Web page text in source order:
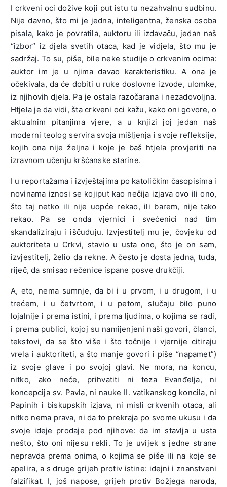
I crkveni oci dožive koji put istu tu nezahvalnu sudbinu.
Nije davno, što mi je jedna, inteligentna, ženska osoba
pisala, kako je povratila, auktoru ili izdavaču, jedan naš
“izbor” iz djela svetih otaca, kad je vidjela, što mu je
sadržaj. To su, piše, bile neke studije o crkvenim ocima:
auktor im je u njima davao karakteristiku. A ona je
očekivala, da će dobiti u ruke doslovne izvode, ulomke,
iz njihovih djela. Pa je ostala razočarana i nezadovoljna.
Htjela je da vidi, šta crkveni oci kažu, kako oni govore, o
aktualnim pitanjima vjere, a u knjizi joj jedan naš
moderni teolog servira svoja mišljenja i svoje refleksije,
kojih ona nije željna i koje je baš htjela provjeriti na
izravnom učenju kršćanske starine.
I u reportažama i izvještajima po katoličkim časopisima i
novinama iznosi se kojiput kao nečija izjava ovo ili ono,
što taj netko ili nije uopće rekao, ili barem, nije tako
rekao. Pa se onda vjernici i svećenici nad tim
skandaliziraju i iščuđuju. Izvjestitelj mu je, čovjeku od
auktoriteta u Crkvi, stavio u usta ono, što je on sam,
izvjestitelj, želio da rekne. A često je dosta jedna, tuđa,
riječ, da smisao rečenice ispane posve drukčiji.
A, eto, nema sumnje, da bi i u prvom, i u drugom, i u
trećem, i u četvrtom, i u petom, slučaju bilo puno
lojalnije i prema istini, i prema ljudima, o kojima se radi,
i prema publici, kojoj su namijenjeni naši govori, članci,
tekstovi, da se što više i što točnije i vjernije citiraju
vrela i auktoriteti, a što manje govori i piše “napamet”)
iz svoje glave i po svojoj glavi. Ne mora, na koncu,
nitko, ako neće, prihvatiti ni teza Evanđelja, ni
koncepcija sv. Pavla, ni nauke II. vatikanskog koncila, ni
Papinih i biskupskih izjava, ni misli crkvenih otaca, ali
nitko nema prava, ni da to prekraja po svome ukusu i da
svoje ideje prodaje pod njihove: da im stavlja u usta
nešto, što oni nijesu rekli. To je uvijek s jedne strane
nepravda prema onima, o kojima se piše ili na koje se
apelira, a s druge grijeh protiv istine: idejni i znanstveni
falzifikat. I, još napose, grijeh protiv Božjega naroda,